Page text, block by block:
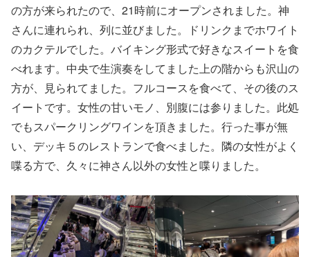
の方が来られたので、21時前にオープンされました。神
さんに連れられ、列に並びました。ドリンクまでホワイト
のカクテルでした。バイキング形式で好きなスイートを食
べれます。中央で生演奏をしてました上の階からも沢山の
方が、見られてました。フルコースを食べて、その後のス
イートです。女性の甘いモノ、別腹には参りました。此処
でもスパークリングワインを頂きました。行った事が無
い、デッキ５のレストランで食べました。隣の女性がよく
喋る方で、久々に神さん以外の女性と喋りました。